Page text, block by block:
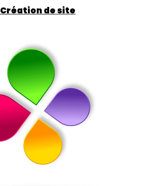
Création de site